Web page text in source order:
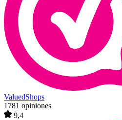
ValuedShops
1781 opiniones
9,4